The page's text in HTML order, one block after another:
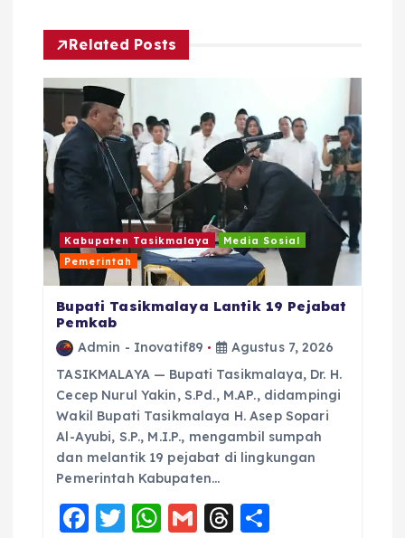
p
o
s
Related Posts
Kabupaten Tasikmalaya
Media Sosial
Pemerintah
Bupati Tasikmalaya Lantik 19 Pejabat
Pemkab
Admin - Inovatif89
Agustus 7, 2026
TASIKMALAYA — Bupati Tasikmalaya, Dr. H.
Cecep Nurul Yakin, S.Pd., M.AP., didampingi
Wakil Bupati Tasikmalaya H. Asep Sopari
Al-Ayubi, S.P., M.I.P., mengambil sumpah
dan melantik 19 pejabat di lingkungan
Pemerintah Kabupaten…
F
T
W G T